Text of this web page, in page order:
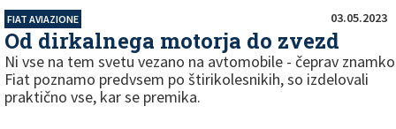
FIAT AVIAZIONE 03.05.2023
Od dirkalnega motorja do zvezd
Ni vse na tem svetu vezano na avtomobile - čeprav znamko
Fiat poznamo predvsem po štirikolesnikih, so izdelovali
praktično vse, kar se premika.